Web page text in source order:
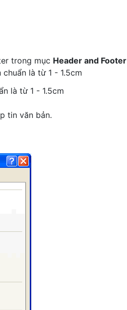
trong mục Header and Footer
là từ 1 - 1.5cm
là từ 1 - 1.5cm
tin văn bản.